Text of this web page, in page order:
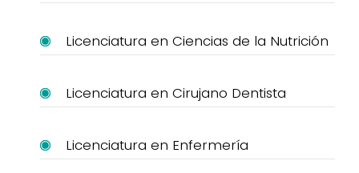
Licenciatura en Ciencias de la Nutrición
Licenciatura en Cirujano Dentista
Licenciatura en Enfermería